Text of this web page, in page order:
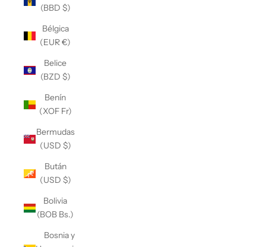
(BBD $)
Bélgica
(EUR €)
Belice
(BZD $)
Benín
(XOF Fr)
Bermudas
(USD $)
Bután
(USD $)
Bolivia
(BOB Bs.)
Bosnia y